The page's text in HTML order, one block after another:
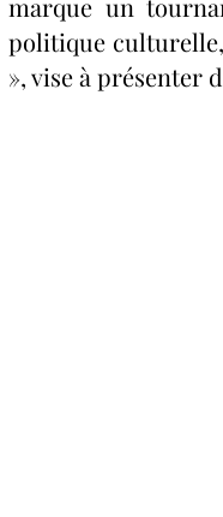
marque un
politique culturelle,
», vise à présenter